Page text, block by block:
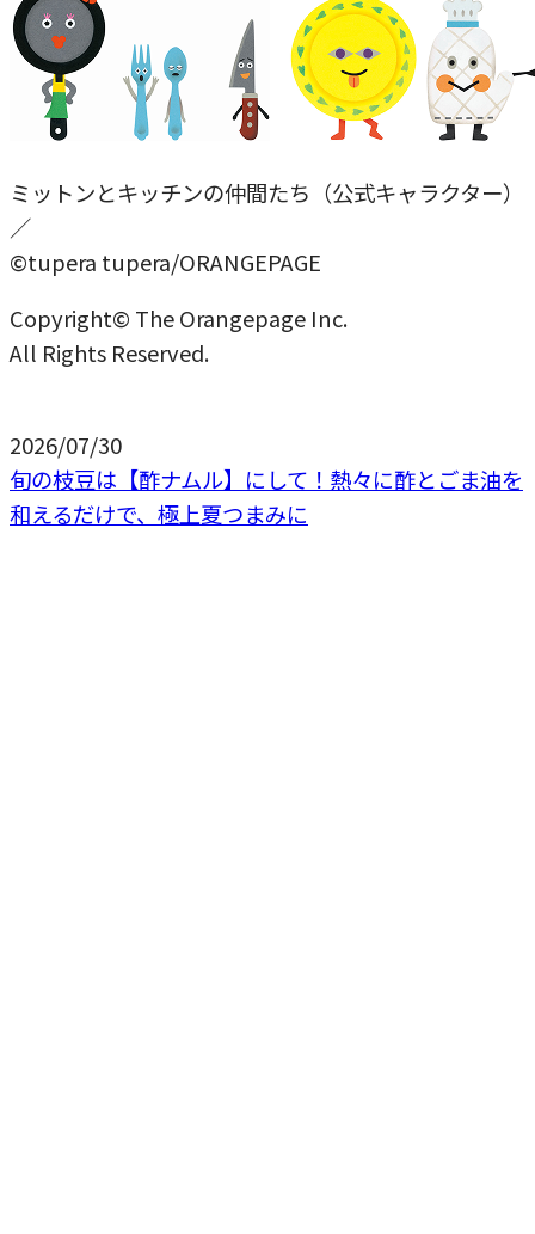
ミットンとキッチンの仲間たち（公式キャラクター）
／
©tupera tupera/ORANGEPAGE
Copyright© The Orangepage Inc.
All Rights Reserved.
2026/07/30
旬の枝豆は【酢ナムル】にして！熱々に酢とごま油を
和えるだけで、極上夏つまみに